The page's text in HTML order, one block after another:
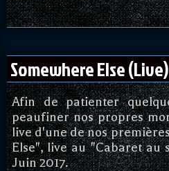
Somewhere Else (Live)
Afin de patienter
peaufiner nos propres
live d'une de nos
Else", live au "Cabaret au
Juin 2017.